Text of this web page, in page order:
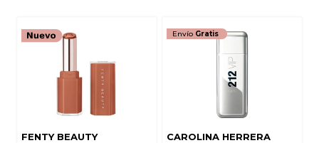
FENTY BEAUTY
Envío Gratis
CAROLINA HERRERA